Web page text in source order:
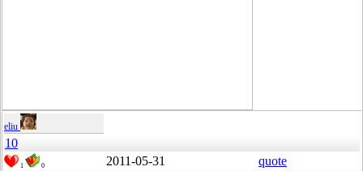
eliu
10
1 0 2011-05-31 quote